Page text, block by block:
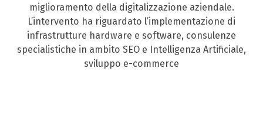
miglioramento della digitalizzazione aziendale.
L’intervento ha riguardato l’implementazione di
infrastrutture hardware e software, consulenze
specialistiche in ambito SEO e Intelligenza Artificiale,
sviluppo e-commerce